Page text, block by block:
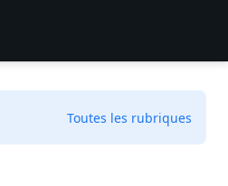
Toutes les rubriques